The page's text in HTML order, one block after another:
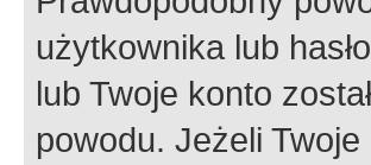
użytkownika lub
lub Twoje konto
powodu. Jeżeli